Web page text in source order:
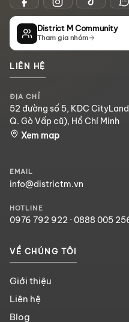
District M Community
Tham gia nhóm
LIÊN HỆ
ĐỊA CHỈ
52 đường số 5, KDC
Q. Gò Vấp cũ), Hồ Chí Minh
Xem map
EMAIL
info@districtm.vn
HOTLINE
0976 792 922 · 0888 005
VỀ CHÚNG TÔI
Giới thiệu
Liên hệ
Blog